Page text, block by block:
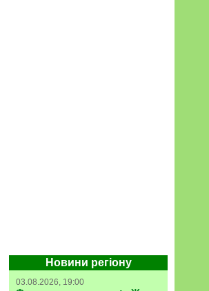
Новини регіону
03.08.2026, 19:00